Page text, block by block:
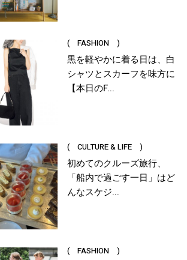
( FASHION )
黒を軽やかに着る日は、白
シャツとスカーフを味方に
【本日のF...
( CULTURE & LIFE )
初めてのクルーズ旅行、
「船内で過ごす一日」はど
んなスケジ...
( FASHION )